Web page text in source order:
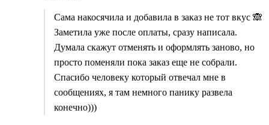
Сама накосячила и добавила в заказ не тот вкус 🙈
Заметила уже после оплаты, сразу написала.
Думала скажут отменять и оформлять заново, но
просто поменяли пока заказ еще не собрали.
Спасибо человеку который отвечал мне в
сообщениях, я там немного панику развела
конечно)))